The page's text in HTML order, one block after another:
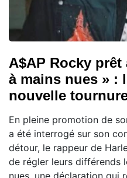
A$AP Rocky
à mains nues » :
nouvelle
En pleine promotion de
a été interrogé sur son
détour, le rappeur de
de régler leurs différends
nues, une déclaration qui